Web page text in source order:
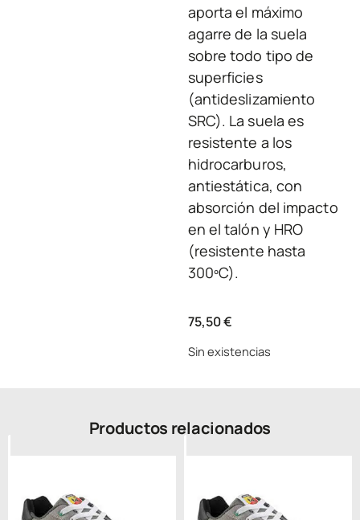
aporta el máximo
agarre de la suela
sobre todo tipo de
superficies
(antideslizamiento
SRC). La suela es
resistente a los
hidrocarburos,
antiestática, con
absorción del impacto
en el talón y HRO
(resistente hasta
300ºC).
75,50€
Sin existencias
Productos relacionados